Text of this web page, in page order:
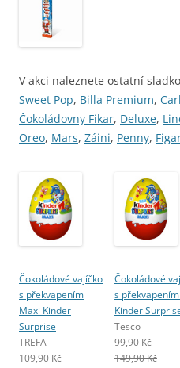
V akci naleznete ostatní
Sweet Pop, Billa Premium,
Čokoládovny Fikar, Deluxe,
Oreo, Mars, Záini, Penny,
Čokoládové vajíčko
s překvapením
Maxi Kinder
Surprise
TREFA
109,90 Kč
Čokoládové
s
Kinder
Tesco
99,90 Kč
149,90 Kč